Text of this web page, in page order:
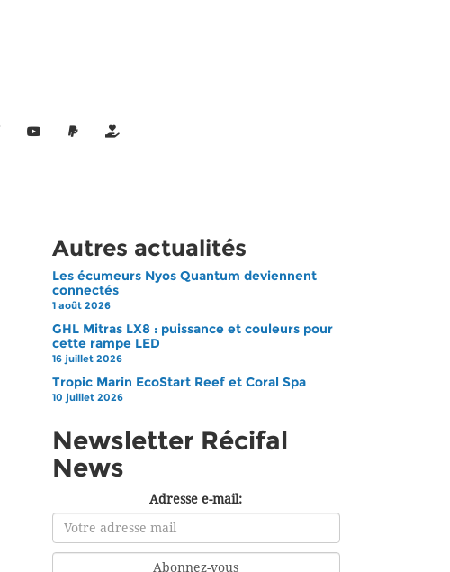
Autres actualités
Les écumeurs Nyos Quantum deviennent
connectés
1 août 2026
GHL Mitras LX8 : puissance et couleurs pour
cette rampe LED
16 juillet 2026
Tropic Marin EcoStart Reef et Coral Spa
10 juillet 2026
Newsletter Récifal
News
Adresse e-mail: